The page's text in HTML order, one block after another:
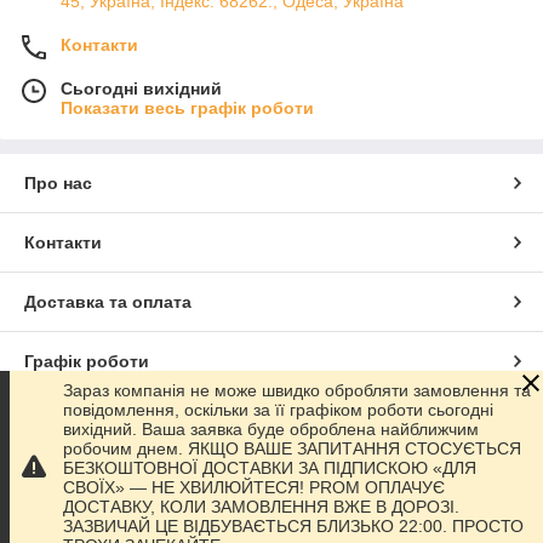
Контакти
Сьогодні вихідний
Показати весь графік роботи
Про нас
Контакти
Доставка та оплата
Графік роботи
Повна версія сайту
Сайт створено на маркетплейсіProm.ua
Політика конфіденційності
Зараз компанія не може швидко обробляти замовлення та
повідомлення, оскільки за її графіком роботи сьогодні
вихідний. Ваша заявка буде оброблена найближчим
робочим днем. ЯКЩО ВАШЕ ЗАПИТАННЯ СТОСУЄТЬСЯ
БЕЗКОШТОВНОЇ ДОСТАВКИ ЗА ПІДПИСКОЮ «ДЛЯ
СВОЇХ» — НЕ ХВИЛЮЙТЕСЯ! PROM ОПЛАЧУЄ
ДОСТАВКУ, КОЛИ ЗАМОВЛЕННЯ ВЖЕ В ДОРОЗІ.
ЗАЗВИЧАЙ ЦЕ ВІДБУВАЄТЬСЯ БЛИЗЬКО 22:00. ПРОСТО